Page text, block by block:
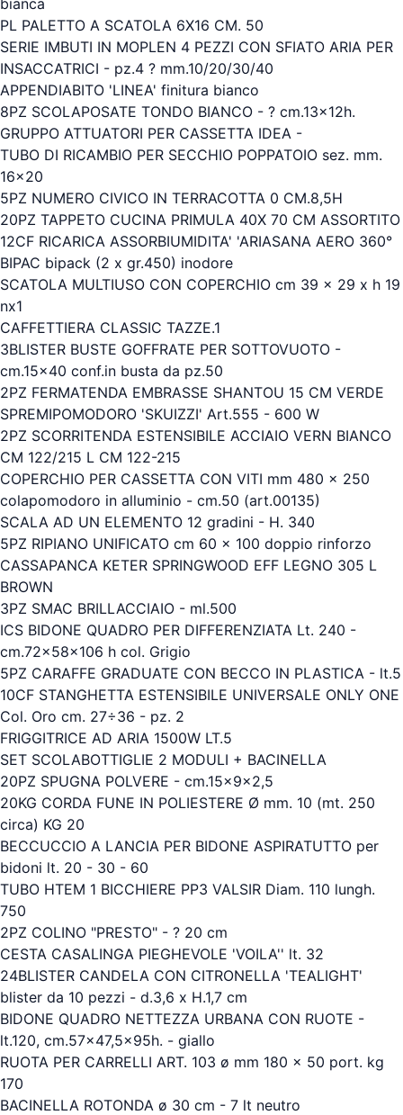
bianca
PL PALETTO A SCATOLA 6X16 CM. 50
SERIE IMBUTI IN MOPLEN 4 PEZZI CON SFIATO ARIA PER
INSACCATRICI - pz.4 ? mm.10/20/30/40
APPENDIABITO 'LINEA' finitura bianco
8PZ SCOLAPOSATE TONDO BIANCO - ? cm.13x12h.
GRUPPO ATTUATORI PER CASSETTA IDEA -
TUBO DI RICAMBIO PER SECCHIO POPPATOIO sez. mm.
16x20
5PZ NUMERO CIVICO IN TERRACOTTA 0 CM.8,5H
20PZ TAPPETO CUCINA PRIMULA 40X 70 CM ASSORTITO
12CF RICARICA ASSORBIUMIDITA' 'ARIASANA AERO 360°
BIPAC bipack (2 x gr.450) inodore
SCATOLA MULTIUSO CON COPERCHIO cm 39 x 29 x h 19
nx1
CAFFETTIERA CLASSIC TAZZE.1
3BLISTER BUSTE GOFFRATE PER SOTTOVUOTO -
cm.15x40 conf.in busta da pz.50
2PZ FERMATENDA EMBRASSE SHANTOU 15 CM VERDE
SPREMIPOMODORO 'SKUIZZI' Art.555 - 600 W
2PZ SCORRITENDA ESTENSIBILE ACCIAIO VERN BIANCO
CM 122/215 L CM 122-215
COPERCHIO PER CASSETTA CON VITI mm 480 x 250
colapomodoro in alluminio - cm.50 (art.00135)
SCALA AD UN ELEMENTO 12 gradini - H. 340
5PZ RIPIANO UNIFICATO cm 60 x 100 doppio rinforzo
CASSAPANCA KETER SPRINGWOOD EFF LEGNO 305 L
BROWN
3PZ SMAC BRILLACCIAIO - ml.500
ICS BIDONE QUADRO PER DIFFERENZIATA Lt. 240 -
cm.72x58x106 h col. Grigio
5PZ CARAFFE GRADUATE CON BECCO IN PLASTICA - lt.5
10CF STANGHETTA ESTENSIBILE UNIVERSALE ONLY ONE
Col. Oro cm. 27÷36 - pz. 2
FRIGGITRICE AD ARIA 1500W LT.5
SET SCOLABOTTIGLIE 2 MODULI + BACINELLA
20PZ SPUGNA POLVERE - cm.15x9x2,5
20KG CORDA FUNE IN POLIESTERE Ø mm. 10 (mt. 250
circa) KG 20
BECCUCCIO A LANCIA PER BIDONE ASPIRATUTTO per
bidoni lt. 20 - 30 - 60
TUBO HTEM 1 BICCHIERE PP3 VALSIR Diam. 110 lungh.
750
2PZ COLINO "PRESTO" - ? 20 cm
CESTA CASALINGA PIEGHEVOLE 'VOILA'' lt. 32
24BLISTER CANDELA CON CITRONELLA 'TEALIGHT'
blister da 10 pezzi - d.3,6 x H.1,7 cm
BIDONE QUADRO NETTEZZA URBANA CON RUOTE -
lt.120, cm.57x47,5x95h. - giallo
RUOTA PER CARRELLI ART. 103 ø mm 180 x 50 port. kg
170
BACINELLA ROTONDA ø 30 cm - 7 lt neutro